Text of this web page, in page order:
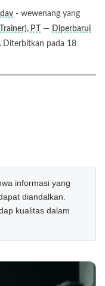
- wewenang yang
PT — Diperbarui
pada 18
informasi yang
diandalkan.
kualitas dalam